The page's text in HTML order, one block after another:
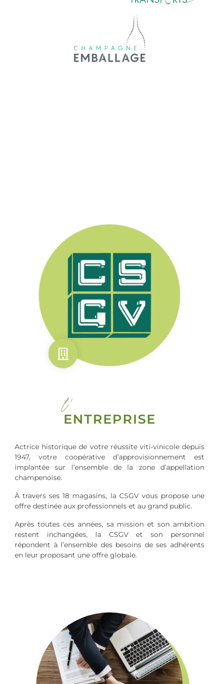
l'
ENTREPRISE
Actrice historique de votre réussite viti-vinicole depuis
1947, votre coopérative d’approvisionnement est
implantée sur l’ensemble de la zone d’appellation
champenoise.
À travers ses 18 magasins, la CSGV vous propose une
offre destinée aux professionnels et au grand public.
Après toutes ces années, sa mission et son ambition
restent inchangées, la CSGV et son personnel
répondent à l’ensemble des besoins de ses adhérents
en leur proposant une offre globale.